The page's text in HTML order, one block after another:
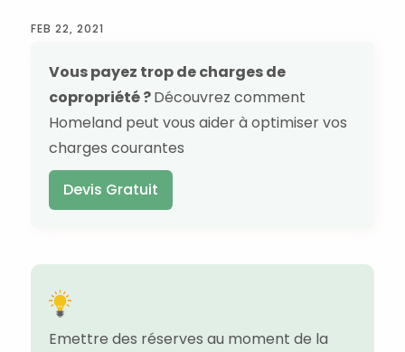
FEB 22, 2021
Vous payez trop de charges de
copropriété ?Découvrez comment
Homeland peut vous aider à optimiser vos
charges courantes
Devis Gratuit
Emettre des réserves au moment de la